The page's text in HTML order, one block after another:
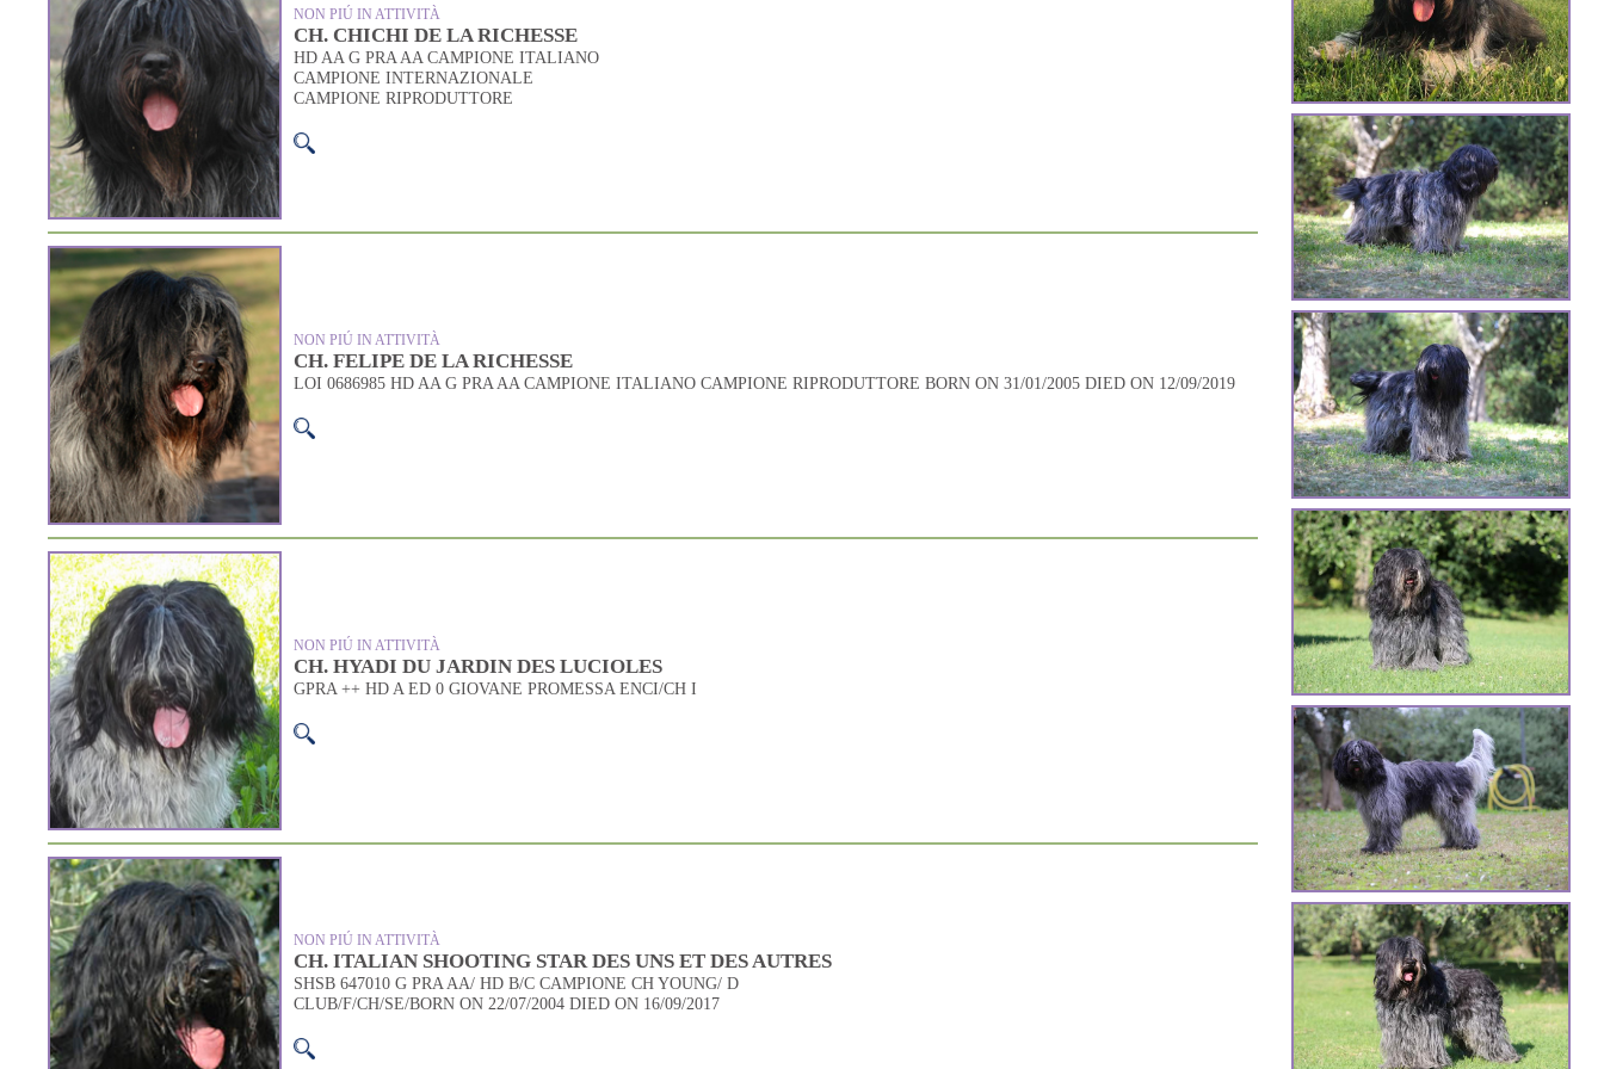
NON PIÚ IN ATTIVITÀ
CH. CHICHI DE LA RICHESSE
HD AA G PRA AA CAMPIONE ITALIANO
CAMPIONE INTERNAZIONALE
CAMPIONE RIPRODUTTORE
NON PIÚ IN ATTIVITÀ
CH. FELIPE DE LA RICHESSE
LOI 0686985 HD AA G PRA AA CAMPIONE ITALIANO CAMPIONE RIPRODUTTORE BORN ON 31/01/2005 DIED ON 12/09/2019
NON PIÚ IN ATTIVITÀ
CH. HYADI DU JARDIN DES LUCIOLES
GPRA ++ HD A ED 0 GIOVANE PROMESSA ENCI/CH I
NON PIÚ IN ATTIVITÀ
CH. ITALIAN SHOOTING STAR DES UNS ET DES AUTRES
SHSB 647010 G PRA AA/ HD B/C CAMPIONE CH YOUNG/ D
CLUB/F/CH/SE/BORN ON 22/07/2004 DIED ON 16/09/2017